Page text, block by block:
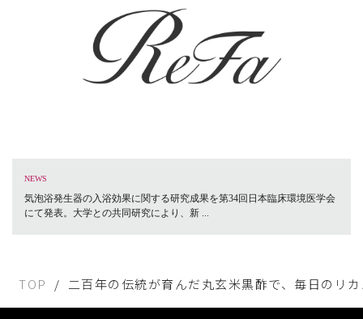
NEWS
気泡浴発生器の入浴効果に関する研究成果を第34回日本臨床環境医学会
にて発表。大学との共同研究により、新 ...
TOP 二百年の伝統が育んだ丸玄米黒酢で、毎日のリ